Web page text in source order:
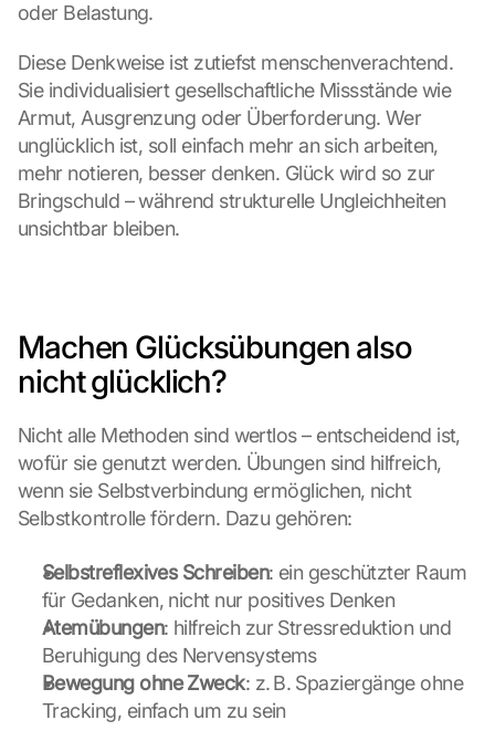
oder Belastung.
Diese Denkweise ist zutiefst menschenverachtend.
Sie individualisiert gesellschaftliche Missstände wie
Armut, Ausgrenzung oder Überforderung. Wer
unglücklich ist, soll einfach mehr an sich arbeiten,
mehr notieren, besser denken. Glück wird so zur
Bringschuld – während strukturelle Ungleichheiten
unsichtbar bleiben.
Machen Glücksübungen also
nicht glücklich?
Nicht alle Methoden sind wertlos – entscheidend ist,
wofür sie genutzt werden. Übungen sind hilfreich,
wenn sie Selbstverbindung ermöglichen, nicht
Selbstkontrolle fördern. Dazu gehören:
Selbstreflexives Schreiben: ein geschützter Raum
für Gedanken, nicht nur positives Denken
Atemübungen: hilfreich zur Stressreduktion und
Beruhigung des Nervensystems
Bewegung ohne Zweck: z. B. Spaziergänge ohne
Tracking, einfach um zu sein